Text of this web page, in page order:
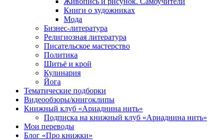
Книги о художниках
Мода
Бизнес-литература
Религиозная литература
Писательское мастерство
Политика
Шитьё и крой
Кулинария
Йога
Тематические подборки
Видеообзоры/книгоклипы
Книжный клуб «Ариаднина нить»
Подписка на книжный клуб «Ариаднина нить»
Мои переводы
Блог «Про книжки»